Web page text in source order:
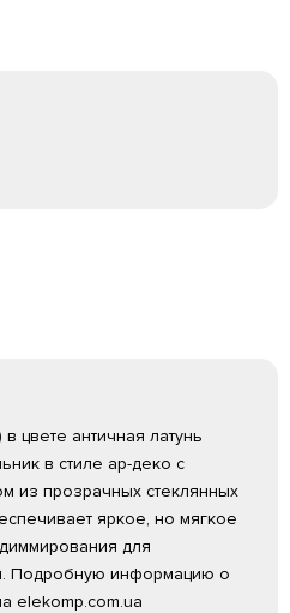
цвете античная латунь
в стиле ар-деко с
из прозрачных стеклянных
яркое, но мягкое
для
Подробную информацию о
elekomp.com.ua